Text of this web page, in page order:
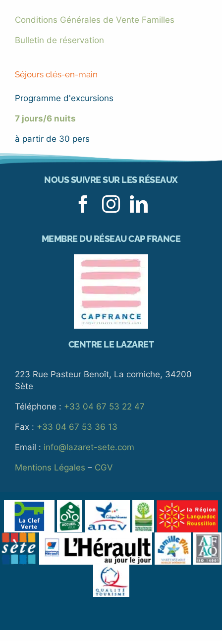
Conditions Générales de Vente Familles
Bulletin de réservation
Séjours clés-en-main
Programme d'excursions
7 jours/6 nuits
à partir de 30 pers
NOUS SUIVRE SUR LES RÉSEAUX
MEMBRE DU RÉSEAU CAP FRANCE
CENTRE LE LAZARET
223 Rue Pasteur Benoît, La corniche, 34200
Sète
Téléphone : +33 04 67 53 22 47
Fax : +33 04 67 53 36 13
Email : info@lazaret-sete.com
Mentions Légales – CGV